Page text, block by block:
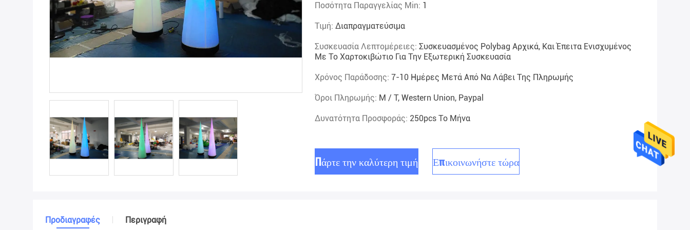
Ποσότητα Παραγγελίας Min: 1
Τιμή: Διαπραγματεύσιμα
Συσκευασία Λεπτομέρειες: Συσκευασμένος Polybag Αρχικά, Και Έπειτα Ενισχυμένος
Με Το Χαρτοκιβώτιο Για Την Εξωτερική Συσκευασία
Χρόνος Παράδοσης: 7-10 Ημέρες Μετά Από Να Λάβει Της Πληρωμής
Όροι Πληρωμής: Μ / Τ, Western Union, Paypal
Δυνατότητα Προσφοράς: 250pcs Το Μήνα
Πάρτε την καλύτερη τιμή Επικοινωνήστε τώρα
Προδιαγραφές Περιγραφή